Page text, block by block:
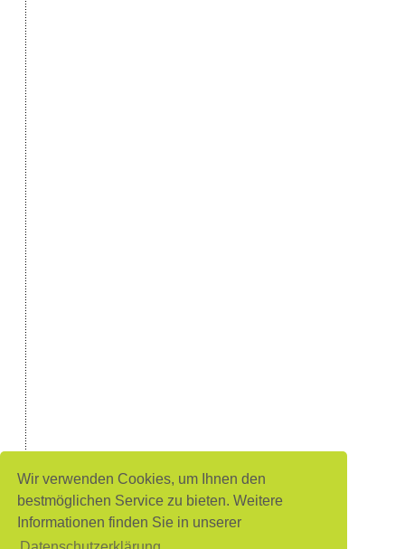
Wir verwenden Cookies, um Ihnen den
bestmöglichen Service zu bieten. Weitere
Informationen finden Sie in unserer